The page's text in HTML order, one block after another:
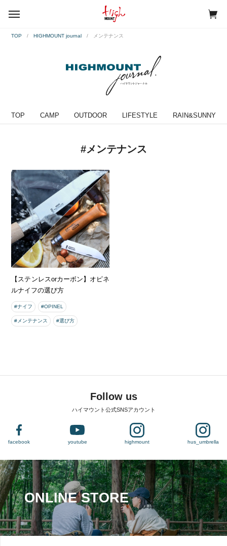
TOP HIGHMOUNT journal メンテナンス
TOP CAMP OUTDOOR LIFESTYLE RAIN&SUNNY
#メンテナンス
【ステンレスorカーボン】オピネ
ルナイフの選び方
#ナイフ #OPINEL
#メンテナンス #選び方
Follow us
ハイマウント公式SNSアカウント
facebook youtube highmount hus_umbrella
ONLINE STORE